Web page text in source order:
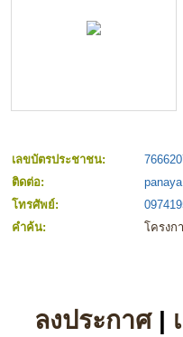
เลขบัตรประชาชน:
ติดต่อ:
panaya
โทรศัพย์:
คำค้น:
โครงก
ลงประกาศ|